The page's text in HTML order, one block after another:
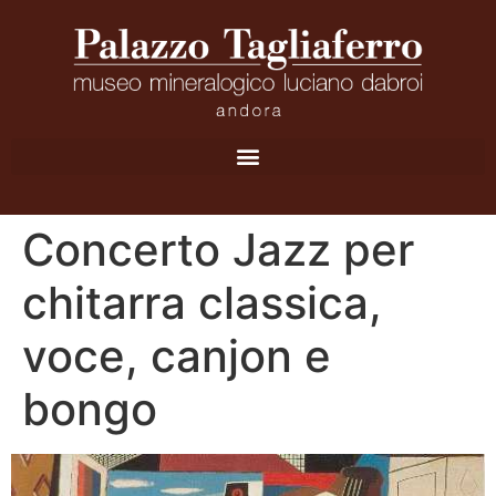
Concerto Jazz per
chitarra classica,
voce, canjon e
bongo